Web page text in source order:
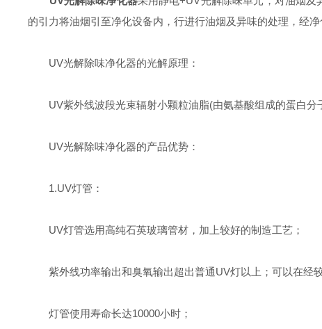
的引力将油烟引至净化设备内，行进行油烟及异味的处理，经
UV光解除味净化器的光解原理：
UV紫外线波段光束辐射小颗粒油脂(由氨基酸组成的蛋白分
UV光解除味净化器的产品优势：
1.UV灯管：
UV灯管选用高纯石英玻璃管材，加上较好的制造工艺；
紫外线功率输出和臭氧输出超出普通UV灯以上；可以在经
灯管使用寿命长达10000小时；